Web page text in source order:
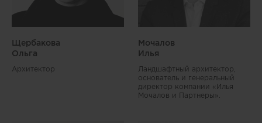
Щербакова
Ольга
Архитектор
Мочалов
Илья
Ландшафтный архитектор,
основатель и генеральный
директор компании «Илья
Мочалов и Партнеры».